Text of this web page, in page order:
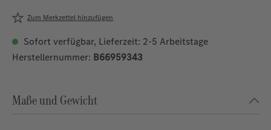
Zum Merkzettel hinzufügen
Sofort verfügbar, Lieferzeit: 2-5 Arbeitstage
Herstellernummer: B66959343
Maße und Gewicht